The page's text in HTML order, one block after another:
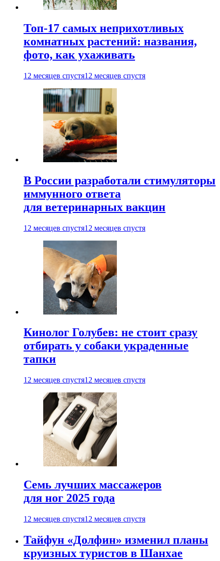
Топ-17 самых неприхотливых
комнатных растений: названия,
фото, как ухаживать
12 месяцев спустя12 месяцев спустя
В России разработали стимуляторы
иммунного ответа
для ветеринарных вакцин
12 месяцев спустя12 месяцев спустя
Кинолог Голубев: не стоит сразу
отбирать у собаки украденные
тапки
12 месяцев спустя12 месяцев спустя
Семь лучших массажеров
для ног 2025 года
12 месяцев спустя12 месяцев спустя
Тайфун «Долфин» изменил планы
круизных туристов в Шанхае